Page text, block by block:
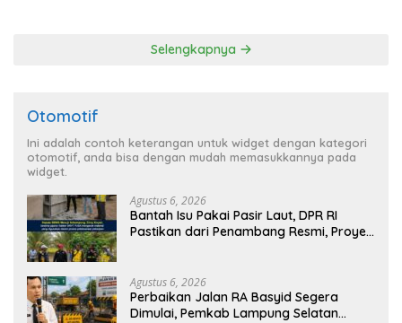
Selengkapnya
Otomotif
Ini adalah contoh keterangan untuk widget dengan kategori
otomotif, anda bisa dengan mudah memasukkannya pada
widget.
Agustus 6, 2026
Bantah Isu Pakai Pasir Laut, DPR RI
Pastikan dari Penambang Resmi, Proyek
Agustus 6, 2026
Perbaikan Jalan RA Basyid Segera
Dimulai, Pemkab Lampung Selatan